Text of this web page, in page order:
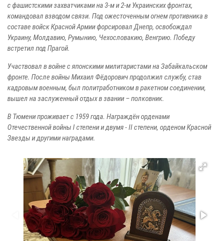
с фашистскими захватчиками на 3-м и 2-м Украинских фронтах,
командовал взводом связи. Под ожесточенным огнем противника в
составе войск Красной Армии форсировал Днепр, освобождал
Украину, Молдавию, Румынию, Чехословакию, Венгрию. Победу
встретил под Прагой.
Участвовал в войне с японскими милитаристами на Забайкальском
фронте. После войны Михаил Фёдорович продолжил службу, став
кадровым военным, был политработником в ракетном соединении,
вышел на заслуженный отдых в звании – полковник.
В Тюмени проживает с 1959 года. Награждён орденами
Отечественной войны I степени и двумя - II степени, орденом Красной
Звезды и другими наградами.